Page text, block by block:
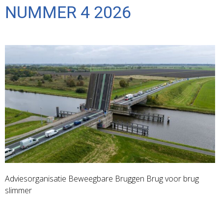
NUMMER 4 2026
Adviesorganisatie Beweegbare Bruggen Brug voor brug
slimmer